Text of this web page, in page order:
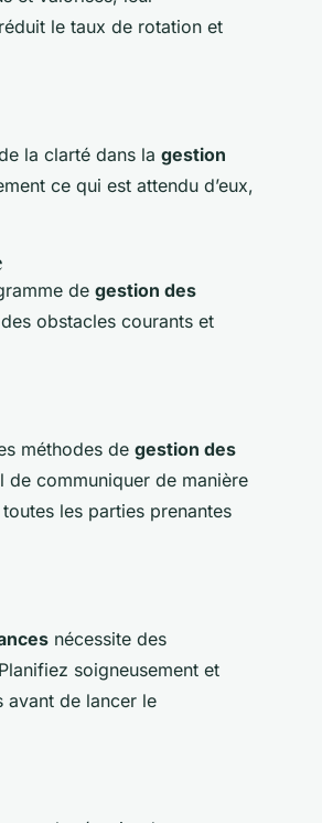
le taux de rotation et
la clarté dans la gestion
ce qui est attendu d’eux,
de gestion des
obstacles courants et
méthodes de gestion des
de communiquer de manière
les parties prenantes
nécessite des
soigneusement et
avant de lancer le